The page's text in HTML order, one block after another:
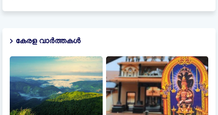
കേരള വാർത്തകൾ